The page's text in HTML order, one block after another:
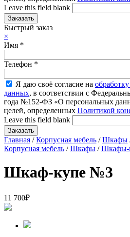
Leave this field blank
Быстрый заказ
×
Имя *
Телефон *
Я даю своё согласие на
данных, в соответствии с
года №152-ФЗ «О персональных
целей, определенных Политикой
Leave this field blank
Главная /Корпусная мебель /Шкафы
Корпусная мебель /Шкафы /Шкафы-
Шкаф-купе №3
11 700₽